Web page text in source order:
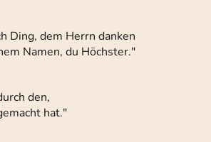
Ding, dem Herrn danken
Namen, du Höchster."
den,
hat."